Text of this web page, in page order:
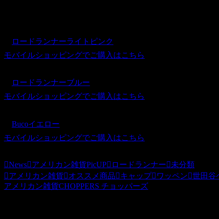
ロードランナーライトピンク
モバイルショッピングでご購入はこちら
ロードランナーブルー
モバイルショッピングでご購入はこちら
Bucoイエロー
モバイルショッピングでご購入はこちら
News アメリカン雑貨PicUP ロードランナー
未分類
アメリカン雑貨
オススメ商品 キャップ ワッペン 世田谷
アメリカン雑貨CHOPPERS チョッパーズ